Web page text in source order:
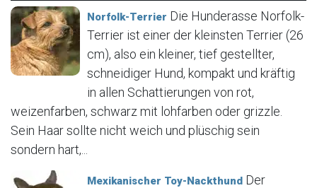
Norfolk-Terrier Die Hunderasse Norfolk-
Terrier ist einer der kleinsten Terrier (26
cm), also ein kleiner, tief gestellter,
schneidiger Hund, kompakt und kräftig
in allen Schattierungen von rot,
weizenfarben, schwarz mit lohfarben oder grizzle.
Sein Haar sollte nicht weich und plüschig sein
sondern hart,...
Mexikanischer Toy-Nackthund Der